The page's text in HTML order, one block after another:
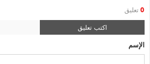
0 تعليق
اكتب تعليق
الإسم